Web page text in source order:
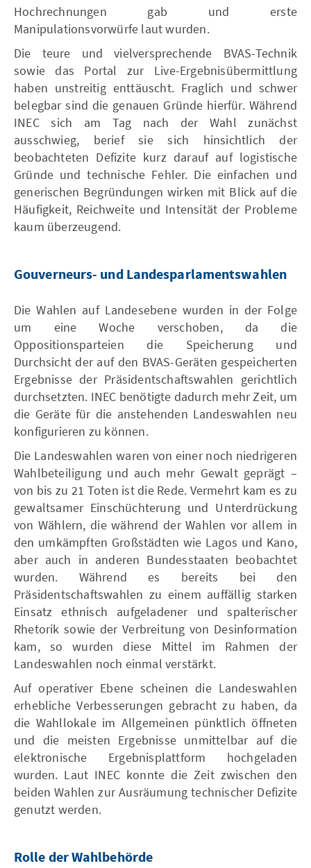
Hochrechnungen gab und erste
Manipulationsvorwürfe laut wurden.
Die teure und vielversprechende BVAS-Technik
sowie das Portal zur Live-Ergebnisübermittlung
haben unstreitig enttäuscht. Fraglich und schwer
belegbar sind die genauen Gründe hierfür. Während
INEC sich am Tag nach der Wahl zunächst
ausschwieg, berief sie sich hinsichtlich der
beobachteten Defizite kurz darauf auf logistische
Gründe und technische Fehler. Die einfachen und
generischen Begründungen wirken mit Blick auf die
Häufigkeit, Reichweite und Intensität der Probleme
kaum überzeugend.
Gouverneurs- und Landesparlamentswahlen
Die Wahlen auf Landesebene wurden in der Folge
um eine Woche verschoben, da die
Oppositionsparteien die Speicherung und
Durchsicht der auf den BVAS-Geräten gespeicherten
Ergebnisse der Präsidentschaftswahlen gerichtlich
durchsetzten. INEC benötigte dadurch mehr Zeit, um
die Geräte für die anstehenden Landeswahlen neu
konfigurieren zu können.
Die Landeswahlen waren von einer noch niedrigeren
Wahlbeteiligung und auch mehr Gewalt geprägt –
von bis zu 21 Toten ist die Rede. Vermehrt kam es zu
gewaltsamer Einschüchterung und Unterdrückung
von Wählern, die während der Wahlen vor allem in
den umkämpften Großstädten wie Lagos und Kano,
aber auch in anderen Bundesstaaten beobachtet
wurden. Während es bereits bei den
Präsidentschaftswahlen zu einem auffällig starken
Einsatz ethnisch aufgeladener und spalterischer
Rhetorik sowie der Verbreitung von Desinformation
kam, so wurden diese Mittel im Rahmen der
Landeswahlen noch einmal verstärkt.
Auf operativer Ebene scheinen die Landeswahlen
erhebliche Verbesserungen gebracht zu haben, da
die Wahllokale im Allgemeinen pünktlich öffneten
und die meisten Ergebnisse unmittelbar auf die
elektronische Ergebnisplattform hochgeladen
wurden. Laut INEC konnte die Zeit zwischen den
beiden Wahlen zur Ausräumung technischer Defizite
genutzt werden.
Rolle der Wahlbehörde